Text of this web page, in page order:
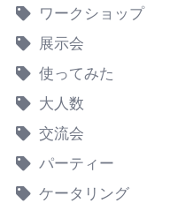
ワークショップ
展示会
使ってみた
大人数
交流会
パーティー
ケータリング